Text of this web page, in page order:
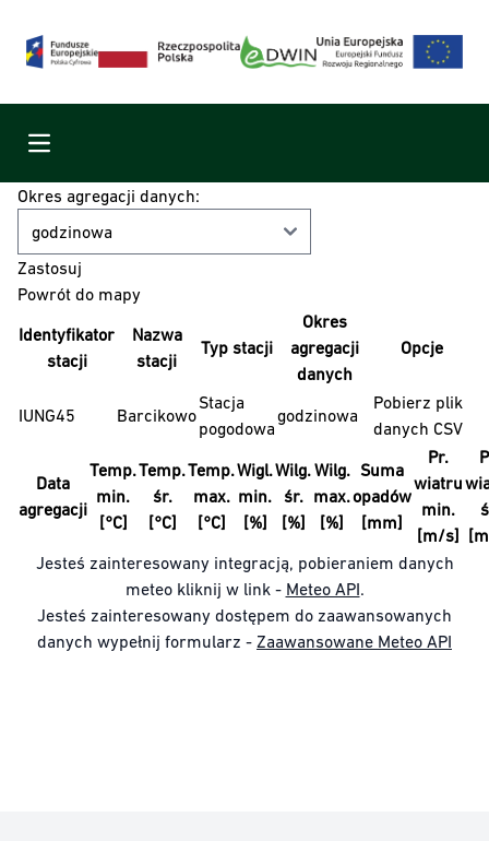
Menu
Okres agregacji danych:
Powrót do mapy
Identyfikator
stacji
Nazwa
stacji
Typ stacji
Okres
agregacji
danych
Opcje
IUNG45 Barcikowo
Stacja
pogodowa
godzinowa
Pobierz plik
danych CSV
Data
agregacji
Temp.
min.
[°C]
Temp.
śr.
[°C]
Temp.
max.
[°C]
Wigl.
min.
[%]
Wilg.
śr.
[%]
Wilg.
max.
[%]
Suma
opadów
[mm]
Pr.
wiatru
min.
[m/s]
Jesteś zainteresowany integracją, pobieraniem danych
meteo kliknij w link - Meteo API.
Jesteś zainteresowany dostępem do zaawansowanych
danych wypełnij formularz - Zaawansowane Meteo API